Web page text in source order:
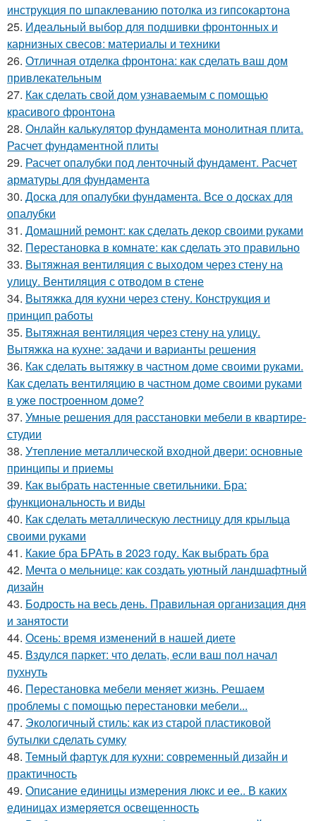
инструкция по шпаклеванию потолка из гипсокартона
25. Идеальный выбор для подшивки фронтонных и
карнизных свесов: материалы и техники
26. Отличная отделка фронтона: как сделать ваш дом
привлекательным
27. Как сделать свой дом узнаваемым с помощью
красивого фронтона
28. Онлайн калькулятор фундамента монолитная плита.
Расчет фундаментной плиты
29. Расчет опалубки под ленточный фундамент. Расчет
арматуры для фундамента
30. Доска для опалубки фундамента. Все о досках для
опалубки
31. Домашний ремонт: как сделать декор своими руками
32. Перестановка в комнате: как сделать это правильно
33. Вытяжная вентиляция с выходом через стену на
улицу. Вентиляция с отводом в стене
34. Вытяжка для кухни через стену. Конструкция и
принцип работы
35. Вытяжная вентиляция через стену на улицу.
Вытяжка на кухне: задачи и варианты решения
36. Как сделать вытяжку в частном доме своими руками.
Как сделать вентиляцию в частном доме своими руками
в уже построенном доме?
37. Умные решения для расстановки мебели в квартире-
студии
38. Утепление металлической входной двери: основные
принципы и приемы
39. Как выбрать настенные светильники. Бра:
функциональность и виды
40. Как сделать металлическую лестницу для крыльца
своими руками
41. Какие бра БРАть в 2023 году. Как выбрать бра
42. Мечта о мельнице: как создать уютный ландшафтный
дизайн
43. Бодрость на весь день. Правильная организация дня
и занятости
44. Осень: время изменений в нашей диете
45. Вздулся паркет: что делать, если ваш пол начал
пухнуть
46. Перестановка мебели меняет жизнь. Решаем
проблемы с помощью перестановки мебели...
47. Экологичный стиль: как из старой пластиковой
бутылки сделать сумку
48. Темный фартук для кухни: современный дизайн и
практичность
49. Описание единицы измерения люкс и ее.. В каких
единицах измеряется освещенность